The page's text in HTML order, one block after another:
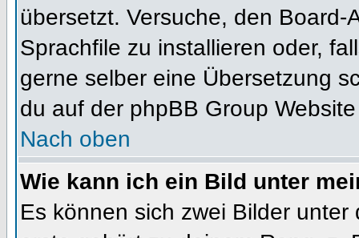
übersetzt. Versuche, den
Sprachfile zu installieren oder,
gerne selber eine Übersetzung
du auf der phpBB Group
Nach oben
Wie kann ich ein Bild unter
Es können sich zwei Bilder